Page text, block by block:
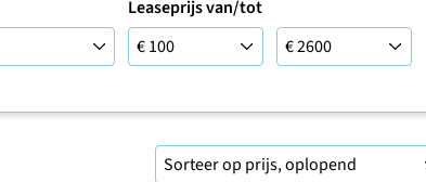
Leaseprijs van/tot
Leaseprijs tot